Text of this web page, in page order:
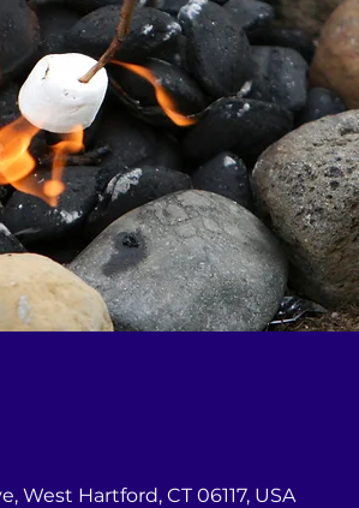
West Hartford, CT 06117, USA